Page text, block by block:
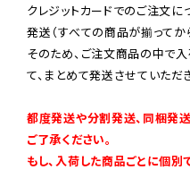
クレジットカードでのご注文に
発送（すべての商品が揃ってか
そのため、ご注文商品の中で
て、まとめて発送させていただき
都度発送や分割発送、同梱発
ご了承ください。
もし、入荷した商品ごとに個別